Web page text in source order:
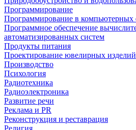
Программирование
Программирование в компьютерных
Программное обеспечение
автоматизированных систем
Продукты питания
Проектирование ювелирных изделий
Производство
Психология
Радиотехника
Радиоэлектроника
Развитие речи
Реклама и PR
Реконструкция и реставрация
Религия